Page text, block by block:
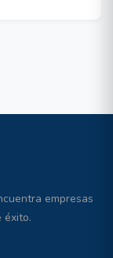
empresas
éxito.